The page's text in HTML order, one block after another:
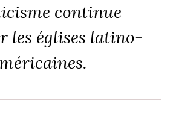
continue
les églises latino-